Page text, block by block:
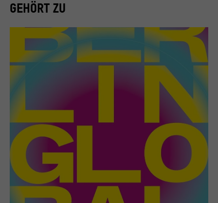
GEHÖRT ZU